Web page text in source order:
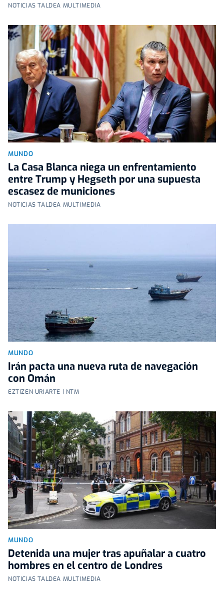
NOTICIAS TALDEA MULTIMEDIA
MUNDO
La Casa Blanca niega un enfrentamiento
entre Trump y Hegseth por una supuesta
escasez de municiones
NOTICIAS TALDEA MULTIMEDIA
MUNDO
Irán pacta una nueva ruta de navegación
con Omán
EZTIZEN URIARTE | NTM
MUNDO
Detenida una mujer tras apuñalar a cuatro
hombres en el centro de Londres
NOTICIAS TALDEA MULTIMEDIA